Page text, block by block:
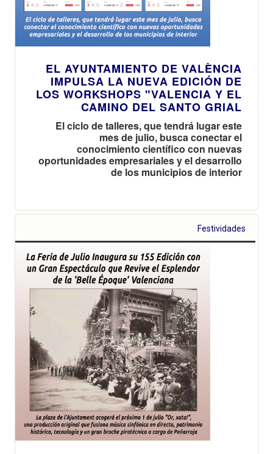
EL AYUNTAMIENTO DE VALÈNCIA
IMPULSA LA NUEVA EDICIÓN DE
LOS WORKSHOPS "VALENCIA Y EL
CAMINO DEL SANTO GRIAL
El ciclo de talleres, que tendrá lugar este
mes de julio, busca conectar el
conocimiento científico con nuevas
oportunidades empresariales y el desarrollo
de los municipios de interior
Festividades